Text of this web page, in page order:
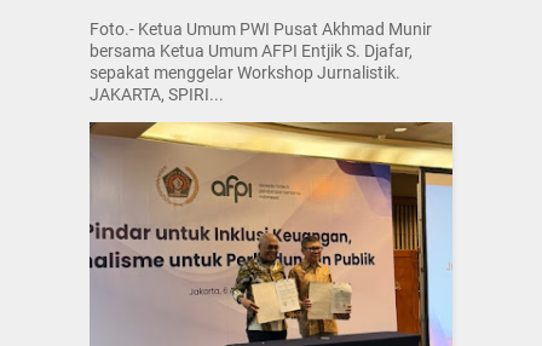
Foto.- Ketua Umum PWI Pusat Akhmad Munir
bersama Ketua Umum AFPI Entjik S. Djafar,
sepakat menggelar Workshop Jurnalistik.
JAKARTA, SPIRI...